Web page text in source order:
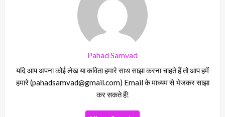
Pahad Samvad
यदि आप अपना कोई लेख या कविता हमारे साथ साझा करना चाहते हैं तो आप हमें
हमारे (pahadsamvad@gmail.com) Email के माध्यम से भेजकर साझा
कर सकते हैं!